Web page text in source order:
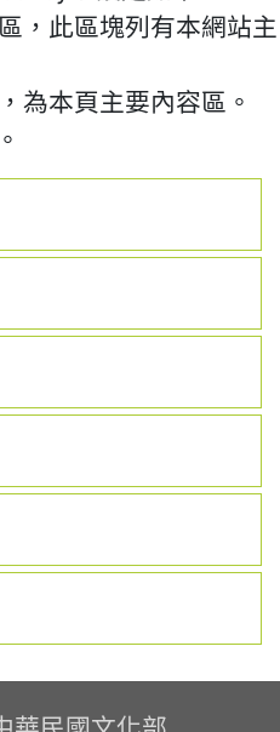
，此區塊列有本網站主
為本頁主要內容區。